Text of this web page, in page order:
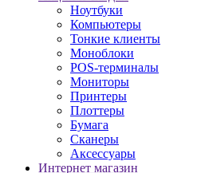
Ноутбуки
Компьютеры
Тонкие клиенты
Моноблоки
POS-терминалы
Мониторы
Принтеры
Плоттеры
Бумага
Сканеры
Аксессуары
Интернет магазин